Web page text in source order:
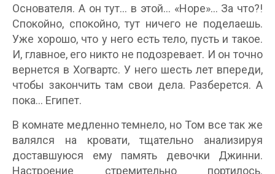
Основателя. А он тут… в этой… «Норе»… За что?!
Спокойно, спокойно, тут ничего не поделаешь.
Уже хорошо, что у него есть тело, пусть и такое.
И, главное, его никто не подозревает. И он точно
вернется в Хогвартс. У него шесть лет впереди,
чтобы закончить там свои дела. Разберется. А
пока… Египет.
В комнате медленно темнело, но Том все так же
валялся на кровати, тщательно анализируя
доставшуюся ему память девочки Джинни.
Настроение стремительно портилось.